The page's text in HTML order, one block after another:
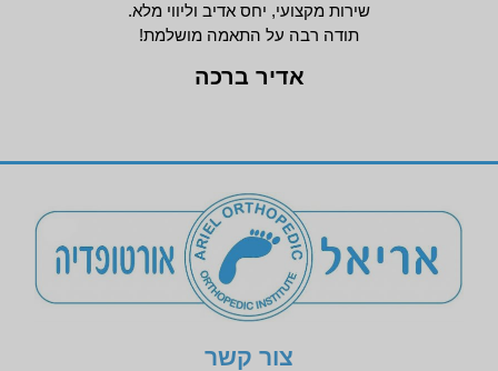
שירות מקצועי, יחס אדיב וליווי מלא.
תודה רבה על התאמה מושלמת!
אדיר ברכה
צור קשר